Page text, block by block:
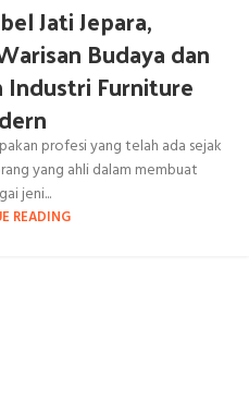
Jati Jepara,
Budaya dan
Furniture
profesi yang telah ada sejak
yang ahli dalam membuat
jeni...
READING